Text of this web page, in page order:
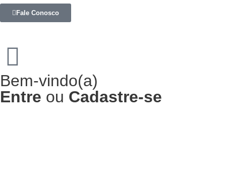
Fale Conosco
Bem-vindo(a)
Entre ou Cadastre-se